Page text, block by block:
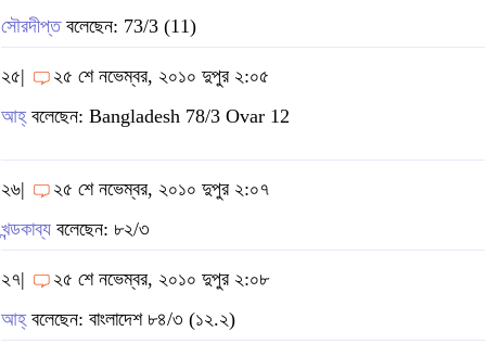
সৌরদীপ্তবলেছেন: 73/3 (11)
২৫|
২৫ শে নভেম্বর, ২০১০ দুপুর ২:০৫
আহ্বলেছেন: Bangladesh 78/3 Ovar 12
২৬|
২৫ শে নভেম্বর, ২০১০ দুপুর ২:০৭
খন্ডকাব্য বলেছেন: ৮২/৩
২৭|
২৫ শে নভেম্বর, ২০১০ দুপুর ২:০৮
আহ্বলেছেন: বাংলাদেশ ৮৪/৩ (১২.২)